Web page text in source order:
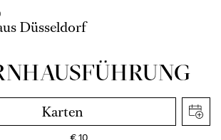
Düsseldorf
Karten
€10